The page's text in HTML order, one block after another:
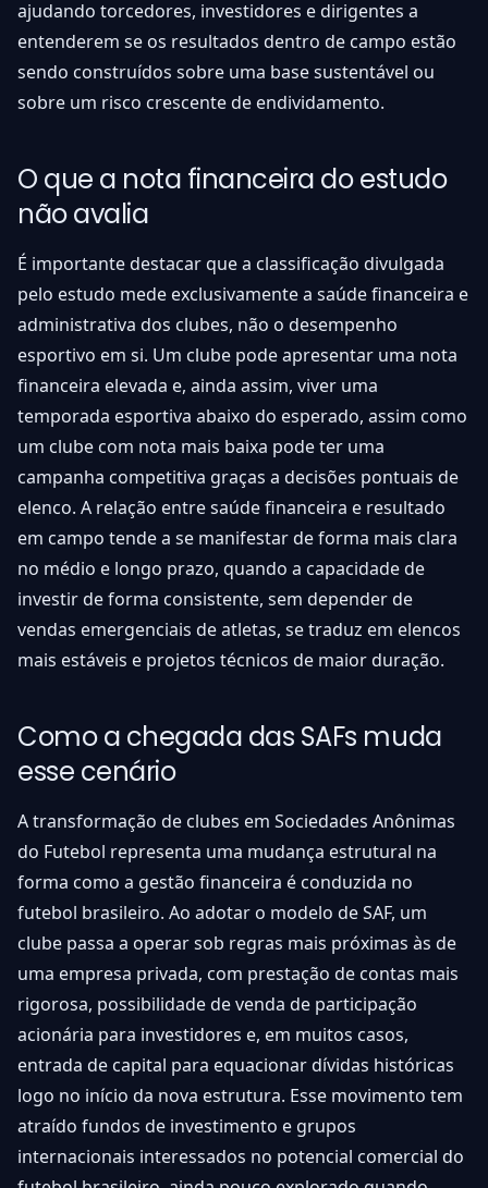
ajudando torcedores, investidores e dirigentes a
entenderem se os resultados dentro de campo estão
sendo construídos sobre uma base sustentável ou
sobre um risco crescente de endividamento.
O que a nota financeira do estudo
não avalia
É importante destacar que a classificação divulgada
pelo estudo mede exclusivamente a saúde financeira e
administrativa dos clubes, não o desempenho
esportivo em si. Um clube pode apresentar uma nota
financeira elevada e, ainda assim, viver uma
temporada esportiva abaixo do esperado, assim como
um clube com nota mais baixa pode ter uma
campanha competitiva graças a decisões pontuais de
elenco. A relação entre saúde financeira e resultado
em campo tende a se manifestar de forma mais clara
no médio e longo prazo, quando a capacidade de
investir de forma consistente, sem depender de
vendas emergenciais de atletas, se traduz em elencos
mais estáveis e projetos técnicos de maior duração.
Como a chegada das SAFs muda
esse cenário
A transformação de clubes em Sociedades Anônimas
do Futebol representa uma mudança estrutural na
forma como a gestão financeira é conduzida no
futebol brasileiro. Ao adotar o modelo de SAF, um
clube passa a operar sob regras mais próximas às de
uma empresa privada, com prestação de contas mais
rigorosa, possibilidade de venda de participação
acionária para investidores e, em muitos casos,
entrada de capital para equacionar dívidas históricas
logo no início da nova estrutura. Esse movimento tem
atraído fundos de investimento e grupos
internacionais interessados no potencial comercial do